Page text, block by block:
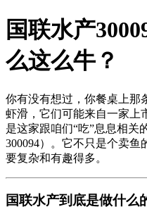
国联水产
么这么牛？
你有没有想过，你餐桌上那
虾滑，它们可能来自一家上
是这家跟咱们“吃”息息相
300094）。它不只是个卖
要复杂和有趣得多。
国联水产到底是做什么